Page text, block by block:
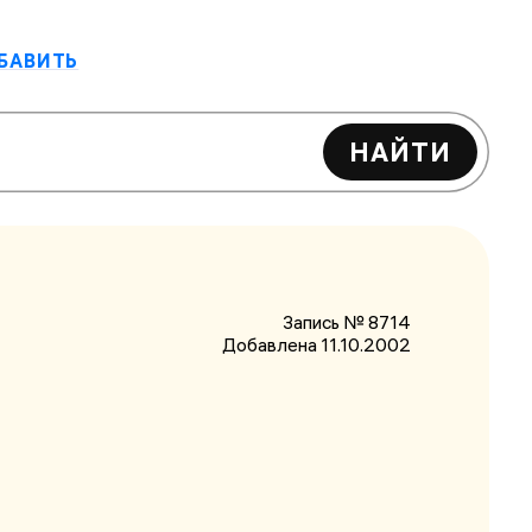
НАЙТИ
Запись № 8714
Добавлена 11.10.2002